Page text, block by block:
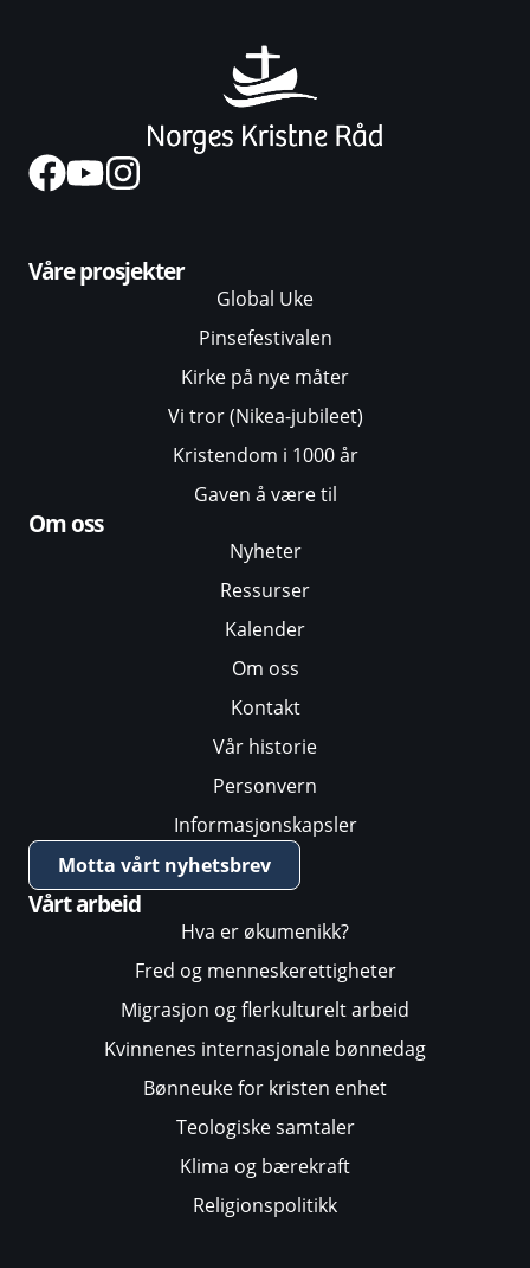
Våre prosjekter
Global Uke
Pinsefestivalen
Kirke på nye måter
Vi tror (Nikea-jubileet)
Kristendom i 1000 år
Gaven å være til
Om oss
Nyheter
Ressurser
Kalender
Om oss
Kontakt
Vår historie
Personvern
Informasjonskapsler
Motta vårt nyhetsbrev
Vårt arbeid
Hva er økumenikk?
Fred og menneskerettigheter
Migrasjon og flerkulturelt arbeid
Kvinnenes internasjonale bønnedag
Bønneuke for kristen enhet
Teologiske samtaler
Klima og bærekraft
Religionspolitikk